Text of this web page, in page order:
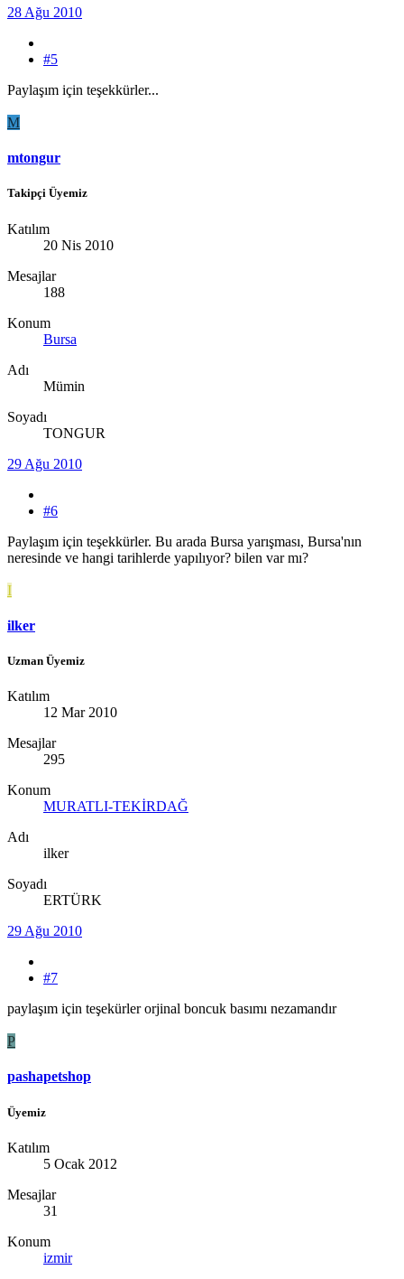
28 Ağu 2010
#5
Paylaşım için teşekkürler...
M
mtongur
Takipçi Üyemiz
Katılım
20 Nis 2010
Mesajlar
188
Konum
Bursa
Adı
Mümin
Soyadı
TONGUR
29 Ağu 2010
#6
Paylaşım için teşekkürler. Bu arada Bursa yarışması, Bursa'nın
neresinde ve hangi tarihlerde yapılıyor? bilen var mı?
I
ilker
Uzman Üyemiz
Katılım
12 Mar 2010
Mesajlar
295
Konum
MURATLI-TEKİRDAĞ
Adı
ilker
Soyadı
ERTÜRK
29 Ağu 2010
#7
paylaşım için teşekürler orjinal boncuk basımı nezamandır
P
pashapetshop
Üyemiz
Katılım
5 Ocak 2012
Mesajlar
31
Konum
izmir